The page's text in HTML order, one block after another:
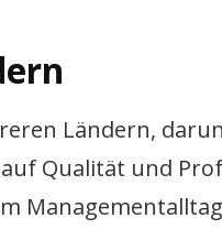
Ländern,
Qualität und